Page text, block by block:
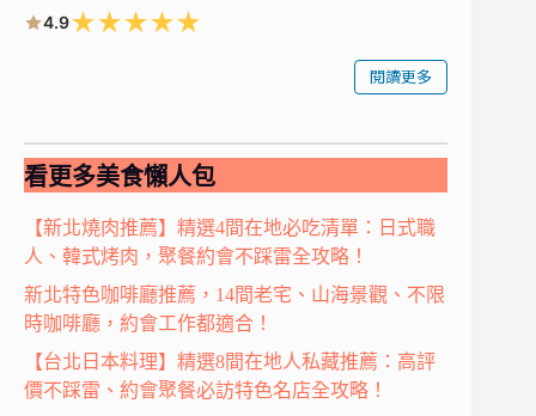
4.9★★★★★
閱讀更多
看更多美食懶人包
【新北燒肉推薦】精選4間在地必吃清單：日式職
人、韓式烤肉，聚餐約會不踩雷全攻略！
新北特色咖啡廳推薦，14間老宅、山海景觀、不限
時咖啡廳，約會工作都適合！
【台北日本料理】精選8間在地人私藏推薦：高評
價不踩雷、約會聚餐必訪特色名店全攻略！